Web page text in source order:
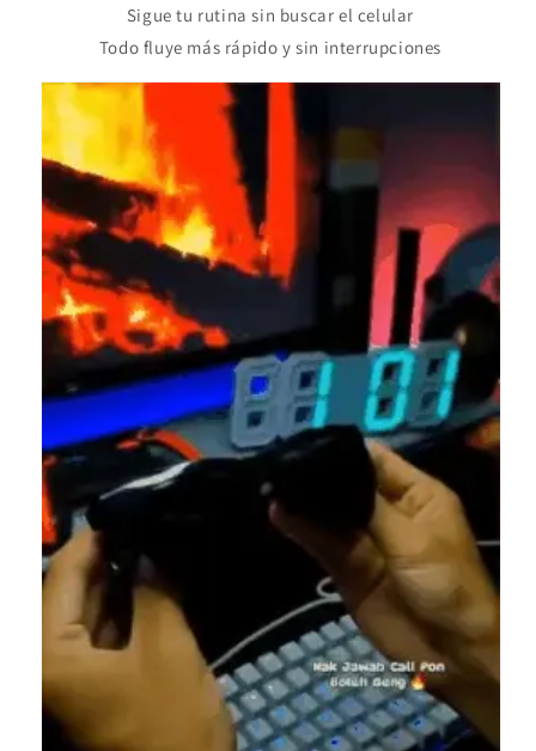
Sigue tu rutina sin buscar el celular
Todo fluye más rápido y sin interrupciones